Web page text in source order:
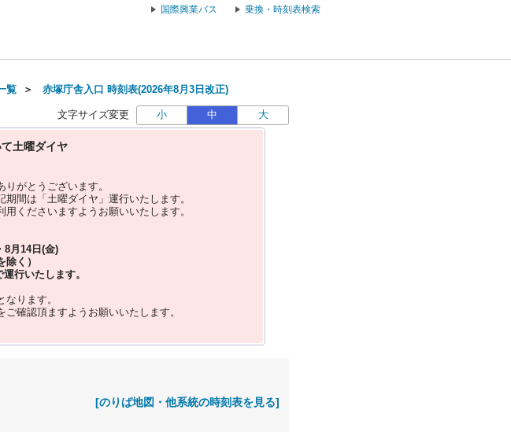
国際興業バス 乗換・時刻表検索
覧 ＞ 赤塚庁舎入口 時刻表(2026年8月3日改正)
文字サイズ変更 小 中 大
土曜ダイヤ
がとうございます。
間は「土曜ダイヤ」運行いたします。
くださいますようお願いいたします。
8月14日(金)
く）
運行いたします。
ります。
ご確認頂ますようお願いいたします。
[のりば地図・他系統の時刻表を見る]